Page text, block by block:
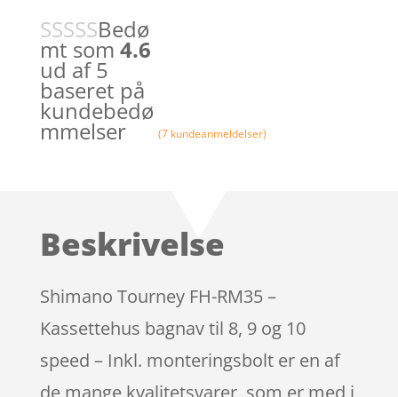
Bedø
mt som 4.6
ud af 5
baseret på
kundebedø
mmelser (7 kundeanmeldelser)
Beskrivelse
Shimano Tourney FH-RM35 –
Kassettehus bagnav til 8, 9 og 10
speed – Inkl. monteringsbolt er en af
de mange kvalitetsvarer, som er med i